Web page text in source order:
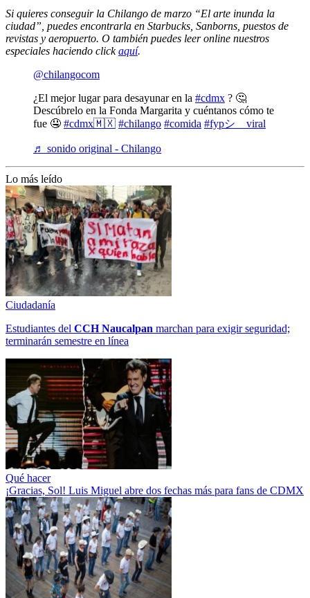
Si quieres conseguir la Chilango de marzo “El arte inunda la
ciudad”, puedes encontrarla en Starbucks, Sanborns, puestos de
revistas y aeropuerto. O también puedes leer online nuestros
especiales haciendo clickaquí.
@chilangocom
¿El mejor lugar para desayunar en la #cdmx ? 🤔
Descúbrelo en la Fonda Margarita y cuéntanos cómo te
fue 🤤 #cdmx🇲🇽 #chilango #comida #fypシ゚viral
♬ sonido original - Chilango
Lo más leído
Ciudadanía
Estudiantes del CCH Naucalpan marchan para exigir seguridad;
terminarán semestre en línea
Qué hacer
¡Gracias, Sol! Luis Miguel abre dos fechas más para fans de CDMX